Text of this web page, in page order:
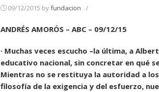
09/12/2015 byfundacion /
ANDRÉS AMORÓS – ABC – 09/12/15
· Muchas veces escucho –la última, a
educativo nacional, sin concretar en qué
Mientras no se restituya la autoridad a
filosofía de la exigencia y del esfuerzo,